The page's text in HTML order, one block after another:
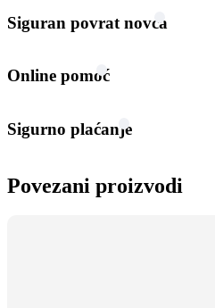
Siguran povrat novca
Online pomoć
Sigurno plaćanje
Povezani proizvodi